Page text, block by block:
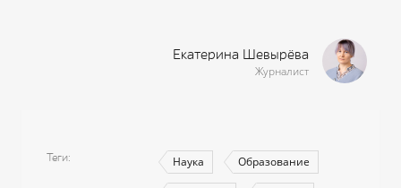
Екатерина Шевырёва
Журналист
Теги Наука Образование